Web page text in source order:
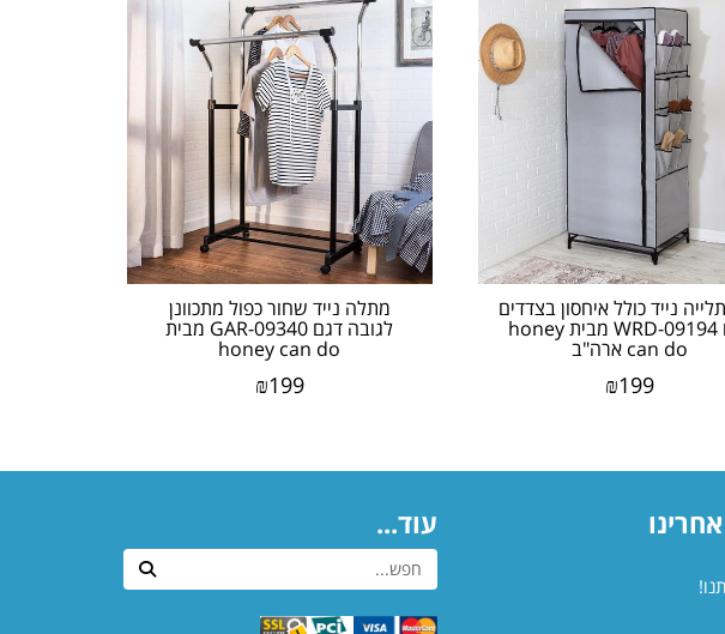
נייד כולל איחסון בצדדים
דגם WRD-09194 מבית honey
can do ארה"ב
₪199
מתלה נייד שחור כפול מתכוונן
לגובה דגם GAR-09340 מבית
honey can do
₪199
עוד...